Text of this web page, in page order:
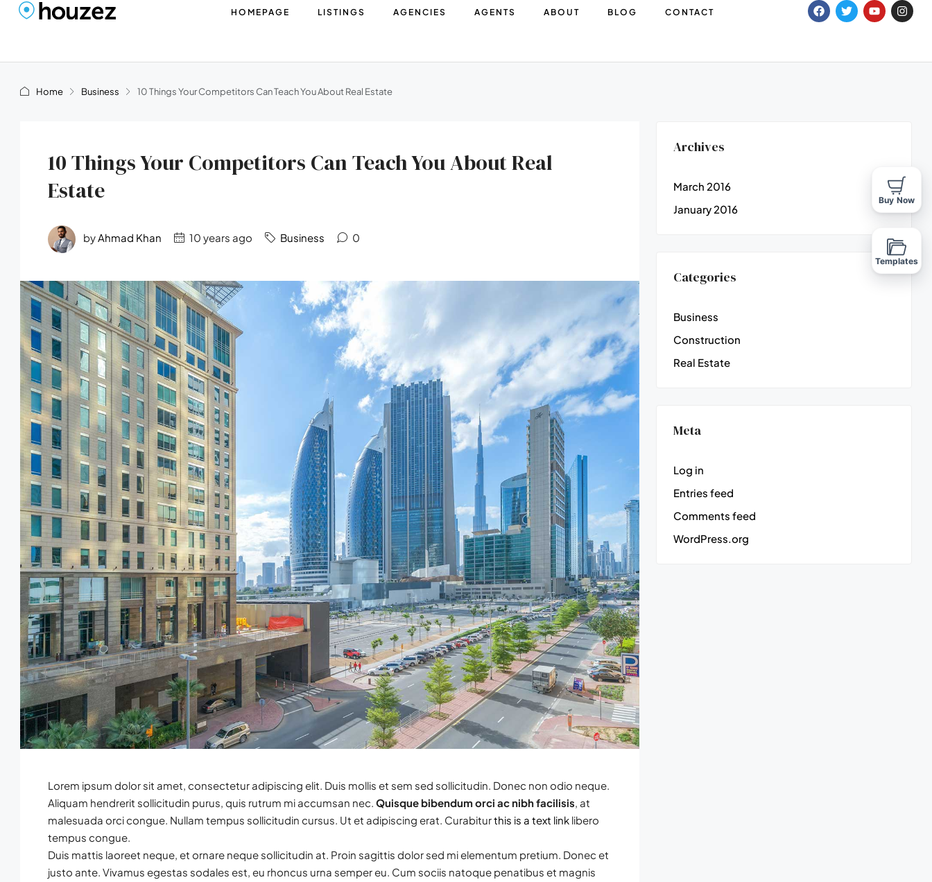
HOMEPAGE LISTINGS AGENCIES AGENTS ABOUT BLOG CONTACT
Home Business 10 Things Your Competitors Can Teach You About Real Estate
10 Things Your Competitors Can Teach You About Real
Estate
byAhmad Khan 10 years ago Business 0
Lorem ipsum dolor sit amet, consectetur adipiscing elit. Duis mollis et sem sed sollicitudin. Donec non odio neque.
Aliquam hendrerit sollicitudin purus, quis rutrum mi accumsan nec. Quisque bibendum orci ac nibh facilisis, at
malesuada orci congue. Nullam tempus sollicitudin cursus. Ut et adipiscing erat. Curabiturthis is a text link libero
tempus congue.
Duis mattis laoreet neque, et ornare neque sollicitudin at. Proin sagittis dolor sed mi elementum pretium. Donec et
justo ante. Vivamus egestas sodales est, eu rhoncus urna semper eu. Cum sociis natoque penatibus et magnis
Archives
March 2016
January 2016
Categories
Business
Construction
Real Estate
Meta
Log in
Entries feed
Comments feed
WordPress.org
Buy Now
Templates